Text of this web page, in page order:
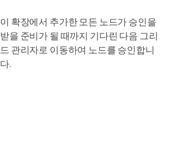
이 확장에서 추가한 모든 노드가 승인을
받을 준비가 될 때까지 기다린 다음 그리
드 관리자로 이동하여 노드를 승인합니
다.